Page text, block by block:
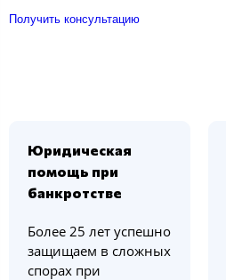
Получить консультацию
Юридическая
помощь при
банкротстве
Более 25 лет успешно
защищаем в сложных
спорах при